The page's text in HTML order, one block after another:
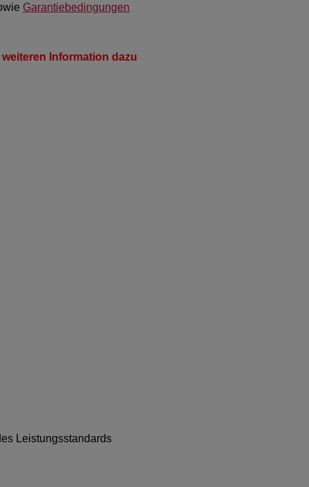
Garantiebedingungen
Information dazu
Leistungsstandards